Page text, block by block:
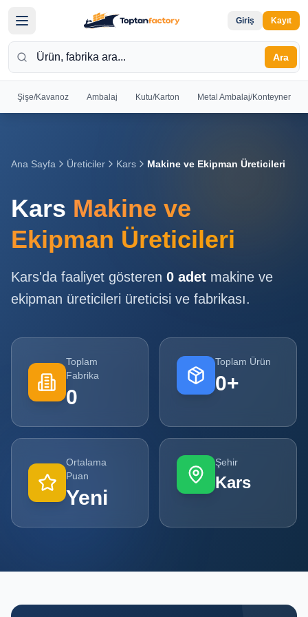
Giriş Kayıt
Ara
Şişe/Kavanoz Ambalaj Kutu/Karton Metal Ambalaj/Konteyner
Giriş yapın
Yap
Ol
Sayfa
Tüm
Ürünler
Kampanyalar
POPÜLER
KATEGORILER
Ana Sayfa Üreticiler Kars Makine ve Ekipman Üreticileri
Kars Makine ve
Ekipman Üreticileri
Kars'da faaliyet gösteren 0 adet makine ve
ekipman üreticileri üreticisi ve fabrikası.
Toplam
Fabrika
0
Toplam Ürün
0+
Ortalama
Puan
Yeni
Şehir
Kars